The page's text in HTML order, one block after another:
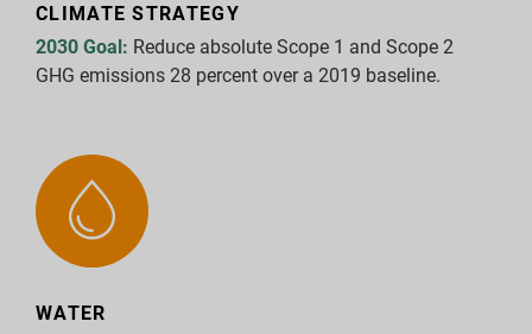
CLIMATE STRATEGY
2030 Goal: Reduce absolute Scope 1 and Scope 2
GHG emissions 28 percent over a 2019 baseline.
WATER